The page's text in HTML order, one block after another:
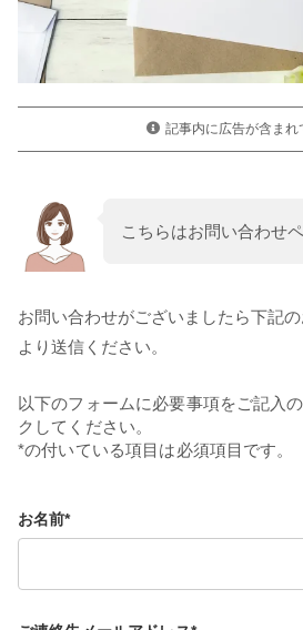
記事内に広告が含まれ
こちらはお問い合わせペ
お問い合わせがございましたら下記
より送信ください。